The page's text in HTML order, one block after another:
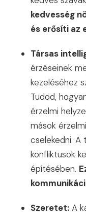
kedvesség
és erősíti az
Társas
érzéseinek
kezeléséhez
Tudod,
érzelmi
mások
cselekedni. A
konfliktusok
építésében.
Szeretet: A